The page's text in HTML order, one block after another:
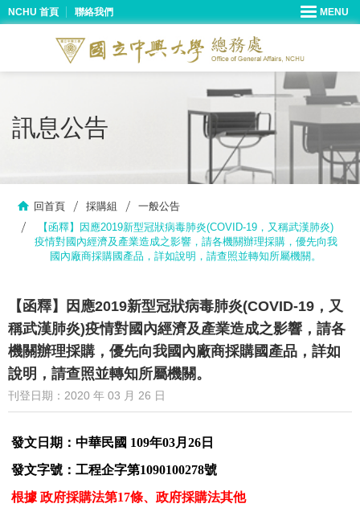
NCHU 首頁 聯絡我們
訊息公告
回首頁 採購組
一般公告
【函釋】因應2019新型冠狀病毒肺炎(COVID-19，又稱武漢肺炎)
疫情對國內經濟及產業造成之影響，請各機關辦理採購，優先向我
國內廠商採購國產品，詳如說明，請查照並轉知所屬機關。
【函釋】因應2019新型冠狀病毒肺炎(COVID-19，又
稱武漢肺炎)疫情對國內經濟及產業造成之影響，請各
機關辦理採購，優先向我國內廠商採購國產品，詳如
說明，請查照並轉知所屬機關。
刊登日期：2020 年 03 月 26 日
發文日期：中華民國 109年03月26日
發文字號：工程企字第1090100278號
根據 政府採購法第17條、政府採購法其他